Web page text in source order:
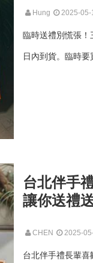
Hung 2025-05-
臨時送禮別慌張
日內到貨。臨時
台北伴手
讓你送禮
CHEN 2025-
台北伴手禮長輩喜